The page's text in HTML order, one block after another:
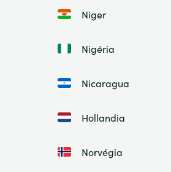
Niger
Nigéria
Nicaragua
Hollandia
Norvégia